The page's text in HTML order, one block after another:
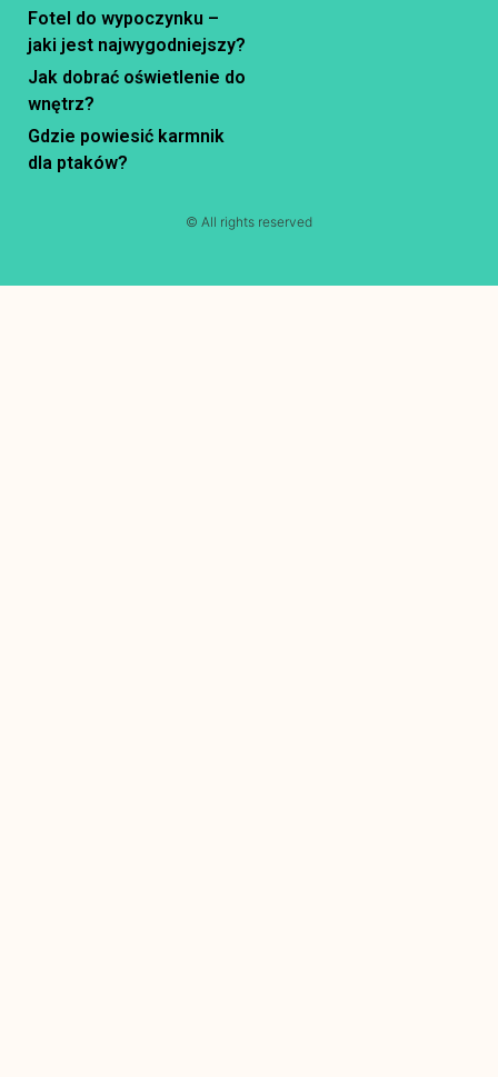
Fotel do wypoczynku –
jaki jest najwygodniejszy?
Jak dobrać oświetlenie do
wnętrz?
Gdzie powiesić karmnik
dla ptaków?
© All rights reserved